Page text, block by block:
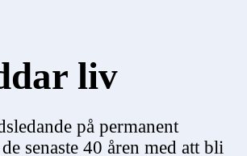
liv
på permanent
senaste 40 åren med att bli